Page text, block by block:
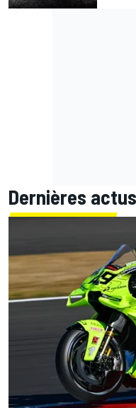
Dernières actus